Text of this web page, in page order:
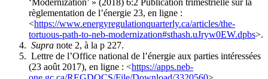
‘Modernization’ » (2018) 6:2 Publication trimestrielle sur la
règlementation de l’énergie 23, en ligne :
<https://www.energyregulationquarterly.ca/articles/the-
tortuous-path-to-neb-modernization#sthash.uJryw0EW.dpbs>.
Supra note 2, à la p 227.
Lettre de l’Office national de l’énergie aux parties intéressées
(23 août 2017), en ligne : <https://apps.neb-